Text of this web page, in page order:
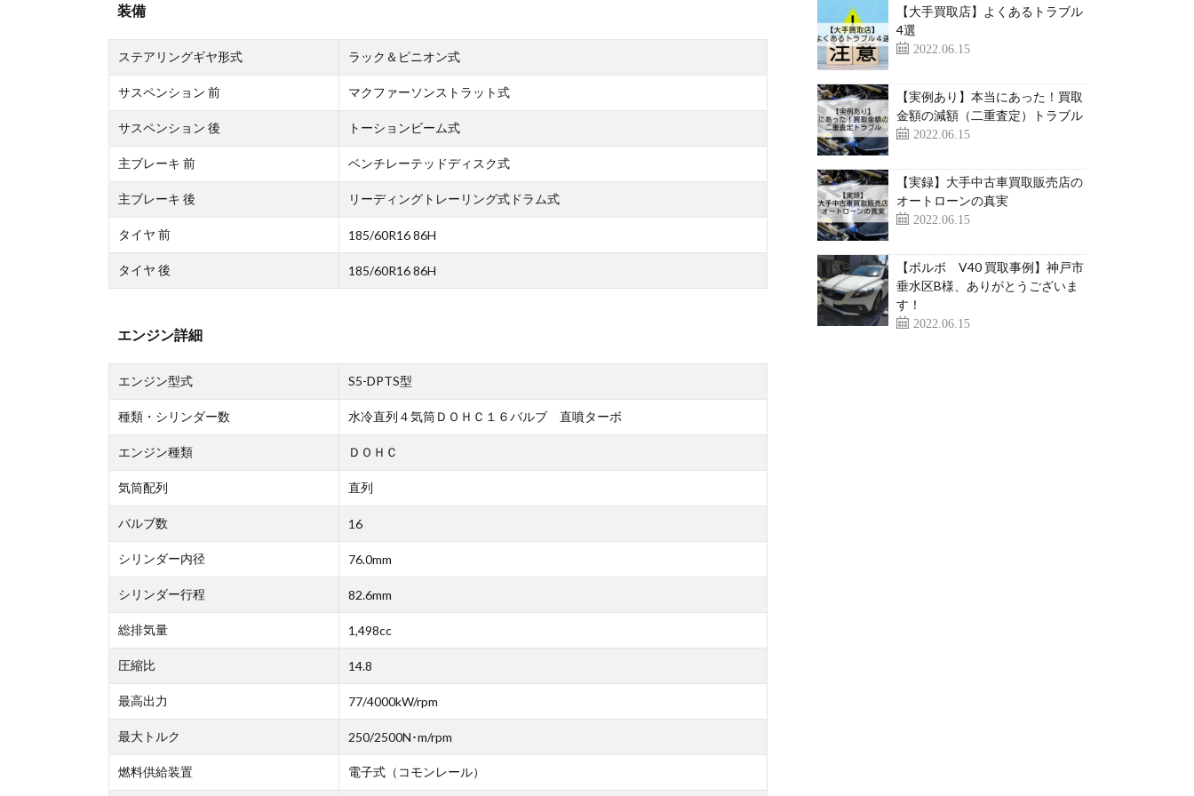
装備
ステアリングギヤ形式 ラック＆ピニオン式
サスペンション 前 マクファーソンストラット式
サスペンション 後 トーションビーム式
主ブレーキ 前 ベンチレーテッドディスク式
主ブレーキ 後 リーディングトレーリング式ドラム式
タイヤ 前 185/60R16 86H
タイヤ 後 185/60R16 86H
エンジン詳細
エンジン型式 S5-DPTS型
種類・シリンダー数 水冷直列４気筒ＤＯＨＣ１６バルブ 直噴ターボ
エンジン種類 ＤＯＨＣ
気筒配列 直列
バルブ数 16
シリンダー内径 76.0mm
シリンダー行程 82.6mm
総排気量 1,498cc
圧縮比 14.8
最高出力 77/4000kW/rpm
最大トルク 250/2500N･m/rpm
燃料供給装置 電子式（コモンレール）
【大手買取店】よくあるトラブル
4選
2022.06.15
【実例あり】本当にあった！買取
金額の減額（二重査定）トラブル
2022.06.15
【実録】大手中古車買取販売店の
オートローンの真実
2022.06.15
【ボルボ V40 買取事例】神戸市
垂水区B様、ありがとうございま
す！
2022.06.15